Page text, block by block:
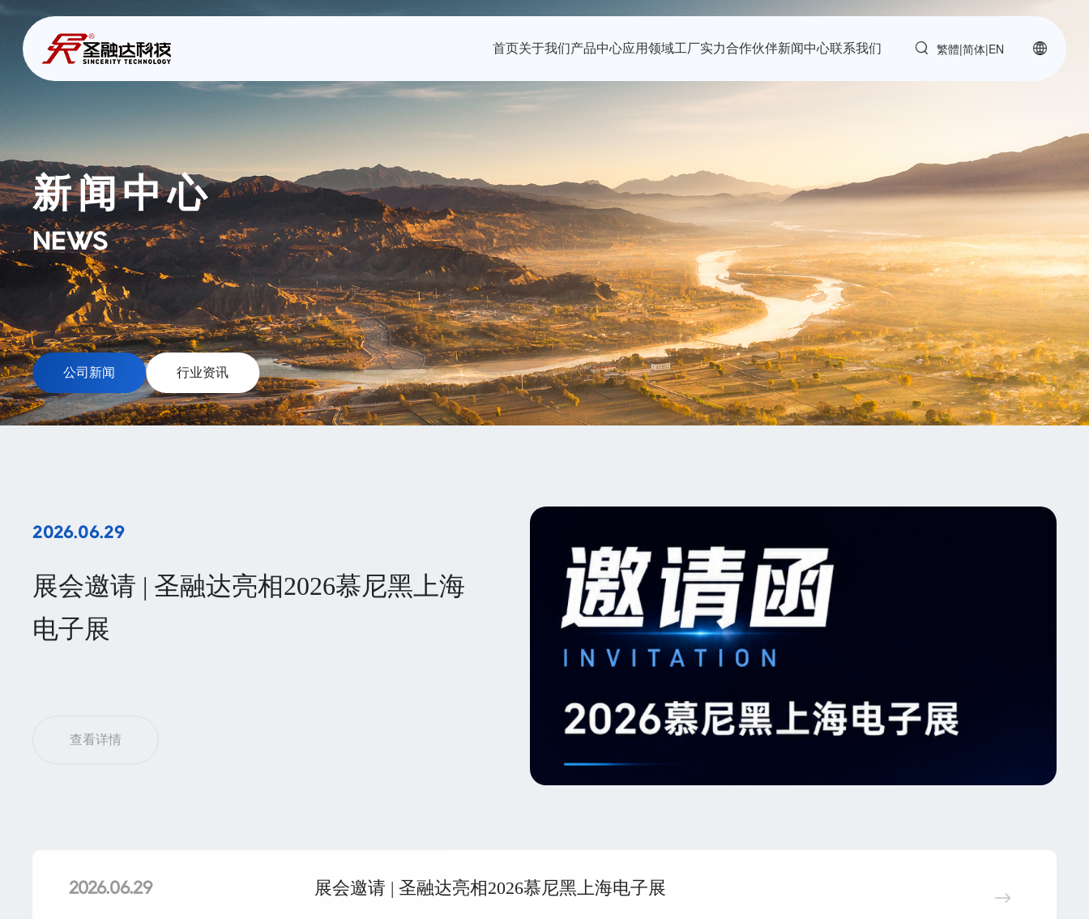
首页关于我们产品中心应用领域工厂实力合作伙伴新闻中心联系我们 繁體|简体|EN
新闻中心
NEWS
公司新闻 行业资讯
2026.06.29
展会邀请 | 圣融达亮相2026慕尼黑上海
电子展
查看详情
2026.06.29 展会邀请 | 圣融达亮相2026慕尼黑上海电子展